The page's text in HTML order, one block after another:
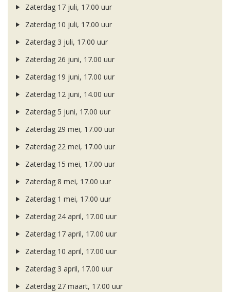
Zaterdag 17 juli, 17.00 uur
Zaterdag 10 juli, 17.00 uur
Zaterdag 3 juli, 17.00 uur
Zaterdag 26 juni, 17.00 uur
Zaterdag 19 juni, 17.00 uur
Zaterdag 12 juni, 14.00 uur
Zaterdag 5 juni, 17.00 uur
Zaterdag 29 mei, 17.00 uur
Zaterdag 22 mei, 17.00 uur
Zaterdag 15 mei, 17.00 uur
Zaterdag 8 mei, 17.00 uur
Zaterdag 1 mei, 17.00 uur
Zaterdag 24 april, 17.00 uur
Zaterdag 17 april, 17.00 uur
Zaterdag 10 april, 17.00 uur
Zaterdag 3 april, 17.00 uur
Zaterdag 27 maart, 17.00 uur